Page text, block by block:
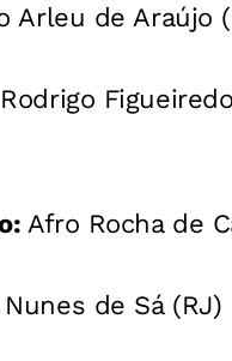
Arleu de Araújo
Rodrigo
Afro Rocha de
de Sá (RJ)